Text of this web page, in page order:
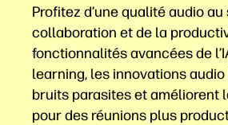
Profitez d’une qualité audio
collaboration et de la
fonctionnalités avancées de
learning, les innovations
bruits parasites et améliorent
pour des réunions plus